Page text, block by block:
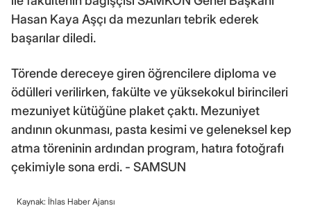
Hasan Kaya Aşçı da mezunları tebrik ederek
başarılar diledi.
Törende dereceye giren öğrencilere diploma ve
ödülleri verilirken, fakülte ve yüksekokul birincileri
mezuniyet kütüğüne plaket çaktı. Mezuniyet
andının okunması, pasta kesimi ve geleneksel kep
atma töreninin ardından program, hatıra fotoğrafı
çekimiyle sona erdi. - SAMSUN
Kaynak: İhlas Haber Ajansı